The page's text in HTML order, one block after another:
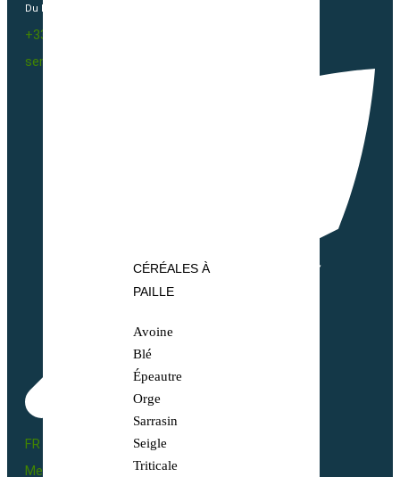
CÉRÉALES À
PAILLE
Avoine
Blé
Épeautre
Orge
Sarrasin
Seigle
Triticale
Du Lundi au vendredi 09h00-12h00 / 13h30-16h00
+33(0)2 40 23 63 24
sembio@partnerandco.fr
FR BIO 10 - 66055
Mentions légales